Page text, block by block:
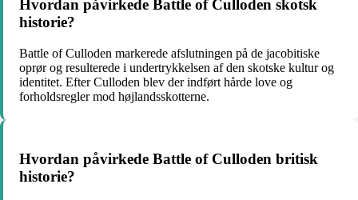
Hvordan påvirkede Battle of Culloden skotsk
historie?
Battle of Culloden markerede afslutningen på de jacobitiske
oprør og resulterede i undertrykkelsen af den skotske kultur og
identitet. Efter Culloden blev der indført hårde love og
forholdsregler mod højlandsskotterne.
Hvordan påvirkede Battle of Culloden britisk
historie?